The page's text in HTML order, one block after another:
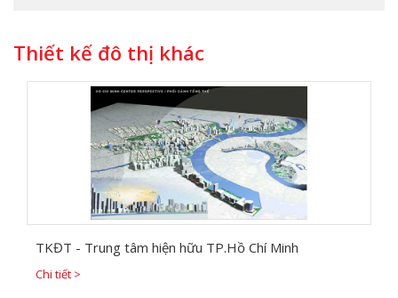
Thiết kế đô thị khác
TKĐT - Trung tâm hiện hữu TP.Hồ Chí Minh
Chi tiết >